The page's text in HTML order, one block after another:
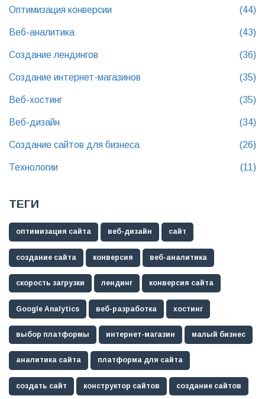
Оптимизация конверсии (44)
Веб-аналитика (43)
Создание лендингов (36)
Создание интернет-магазинов (35)
Веб-хостинг (35)
Веб-дизайн (34)
Создание сайтов для бизнеса (26)
Технологии (11)
ТЕГИ
оптимизация сайта веб-дизайн сайт
создание сайта конверсия веб-аналитика
скорость загрузки лендинг конверсия сайта
Google Analytics веб-разработка хостинг
выбор платформы интернет-магазин малый бизнес
аналитика сайта платформа для сайта
создать сайт конструктор сайтов создание сайтов